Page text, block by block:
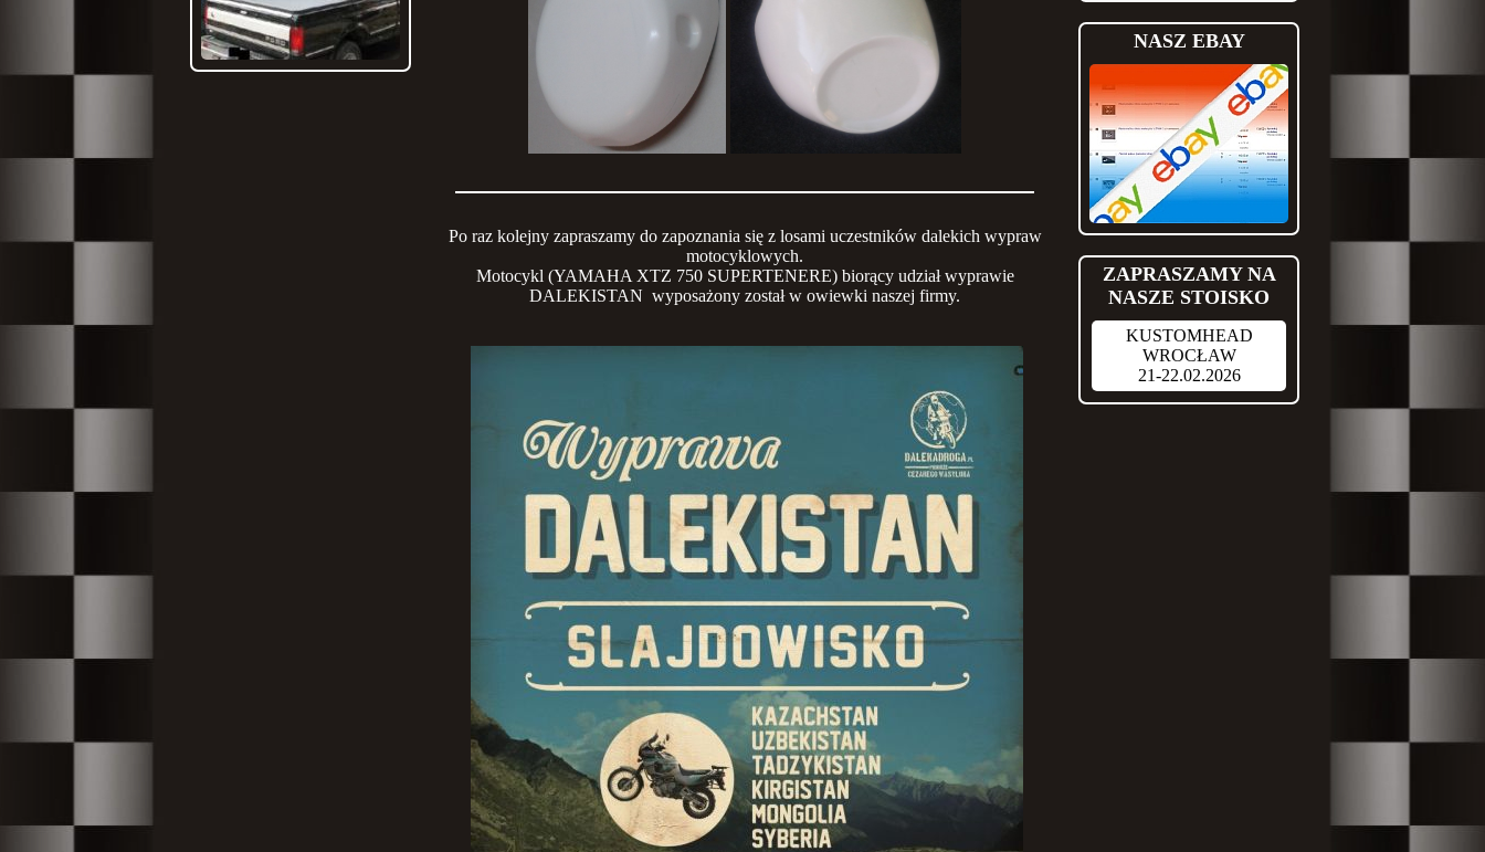
Po raz kolejny zapraszamy do zapoznania się z losami uczestników dalekich wypraw
motocyklowych.
Motocykl (YAMAHA XTZ 750 SUPERTENERE) biorący udział wyprawie
DALEKISTAN wyposażony został w owiewki naszej firmy.
NASZ EBAY
ZAPRASZAMY NA
NASZE STOISKO
KUSTOMHEAD
WROCŁAW
21-22.02.2026